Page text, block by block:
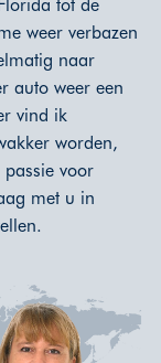
tot de
weer verbazen
naar
auto weer een
vind ik
worden,
voor
met u in